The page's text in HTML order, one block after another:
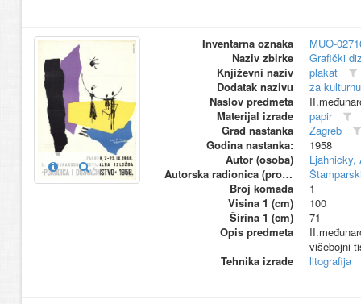
Inventarna oznaka
MUO-
Naziv zbirke
Grafički
Književni naziv
plakat
Dodatak nazivu
za
Naslov predmeta
Materijal izrade
papir
Grad nastanka
Zagreb
Godina nastanka:
1958
Autor (osoba)
Ljahnicky,
Autorska radionica (proizvođač)
Broj komada
1
Visina 1 (cm)
100
Širina 1 (cm)
71
Opis predmeta
višebojni
Tehnika izrade
litografija